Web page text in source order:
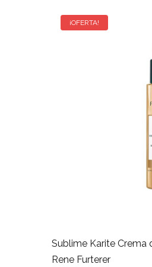
¡OFERTA!
Sublime Karite Crema
Rene Furterer